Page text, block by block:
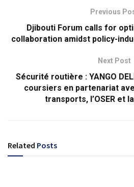
Previous
Djibouti Forum calls for
collaboration amidst policy-
Next Post
Sécurité routière : YANGO
coursiers en partenariat
transports, l’OSER et
Related Posts